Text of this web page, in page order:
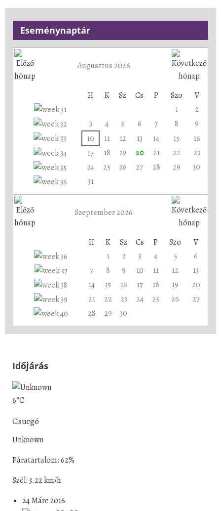
Eseménynaptár
Augusztus 2026
H K Sz Cs P Szo
V
1
2
3
4 5 6 7 8
9
10
11 12 13 14 15
16
17
18 19 20 21 22
23
24
25 26 27 28 29
30
31
Szeptember 2026
H K Sz Cs P Szo
V
1
2 3 4 5
6
7
8 9 10 11 12
13
14
15 16 17 18 19
20
21
22 23 24 25 26
27
28
29 30
Időjárás
6°C
Csurgó
Unknown
Páratartalom: 62%
Szél: 3.22 km/h
24 Márc 2016